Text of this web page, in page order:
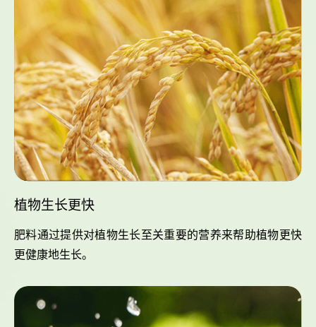
植物生长更快
肥料通过提供对植物生长至关重要的营养来帮助植物更快
更健康地生长。